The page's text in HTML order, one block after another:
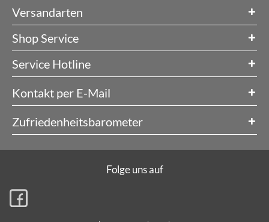
Versandarten
Shop Service
Service Hotline
Kontakt per E-Mail
Zufriedenheitsbarometer
Folge uns auf